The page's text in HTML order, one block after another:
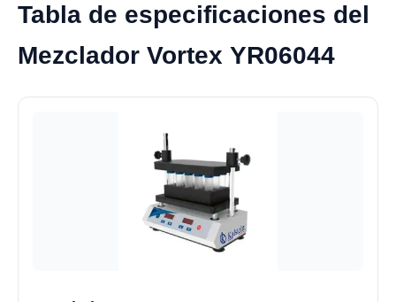
Tabla de especificaciones del
Mezclador Vortex YR06044